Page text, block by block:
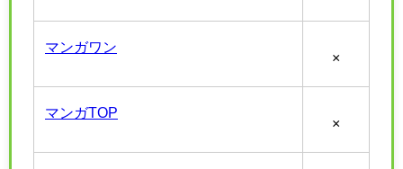
マンガワン
×
マンガTOP
×